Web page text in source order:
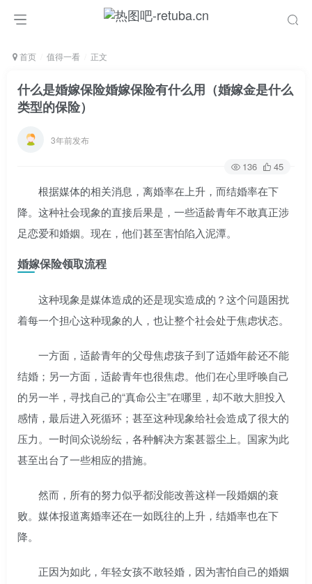
首页 值得一看 正文
什么是婚嫁保险婚嫁保险有什么用（婚嫁金是什么
类型的保险）
3年前发布
136 45
根据媒体的相关消息，离婚率在上升，而结婚率在下
降。这种社会现象的直接后果是，一些适龄青年不敢真正涉
足恋爱和婚姻。现在，他们甚至害怕陷入泥潭。
婚嫁保险领取流程
这种现象是媒体造成的还是现实造成的？这个问题困扰
着每一个担心这种现象的人，也让整个社会处于焦虑状态。
一方面，适龄青年的父母焦虑孩子到了适婚年龄还不能
结婚；另一方面，适龄青年也很焦虑。他们在心里呼唤自己
的另一半，寻找自己的“真命公主”在哪里，却不敢大胆投入
感情，最后进入死循环；甚至这种现象给社会造成了很大的
压力。一时间众说纷纭，各种解决方案甚嚣尘上。国家为此
甚至出台了一些相应的措施。
然而，所有的努力似乎都没能改善这样一段婚姻的衰
败。媒体报道离婚率还在一如既往的上升，结婚率也在下
降。
正因为如此，年轻女孩不敢轻婚，因为害怕自己的婚姻